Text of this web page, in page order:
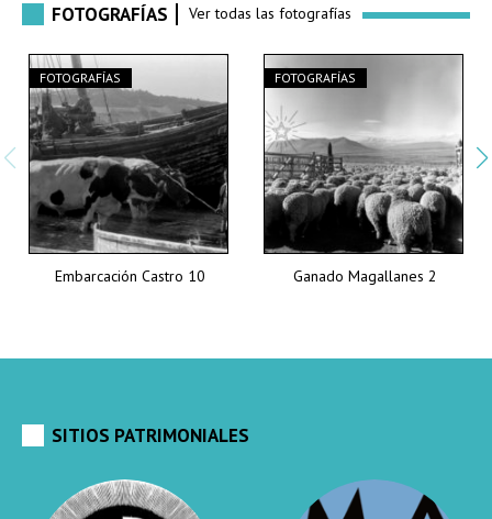
FOTOGRAFÍAS Ver todas las fotografías
FOTOGRAFÍAS
Embarcación Castro 10
FOTOGRAFÍAS
Ganado Magallanes 2
SITIOS PATRIMONIALES